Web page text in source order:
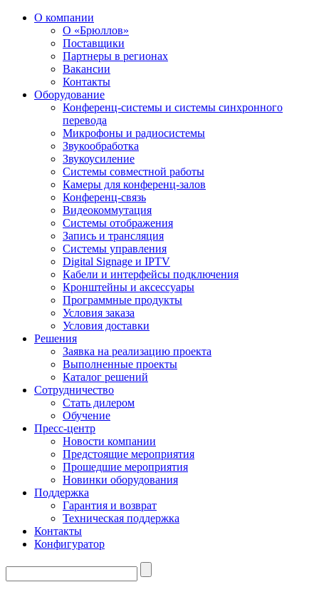
О компании
О «Брюллов»
Поставщики
Партнеры в регионах
Вакансии
Контакты
Оборудование
Конференц-системы и системы синхронного
перевода
Микрофоны и радиосистемы
Звукообработка
Звукоусиление
Системы совместной работы
Камеры для конференц-залов
Конференц-связь
Видеокоммутация
Системы отображения
Запись и трансляция
Системы управления
Digital Signage и IPTV
Кабели и интерфейсы подключения
Кронштейны и аксессуары
Программные продукты
Условия заказа
Условия доставки
Решения
Заявка на реализацию проекта
Выполненные проекты
Каталог решений
Сотрудничество
Стать дилером
Обучение
Пресс-центр
Новости компании
Предстоящие мероприятия
Прошедшие мероприятия
Новинки оборудования
Поддержка
Гарантия и возврат
Техническая поддержка
Контакты
Конфигуратор